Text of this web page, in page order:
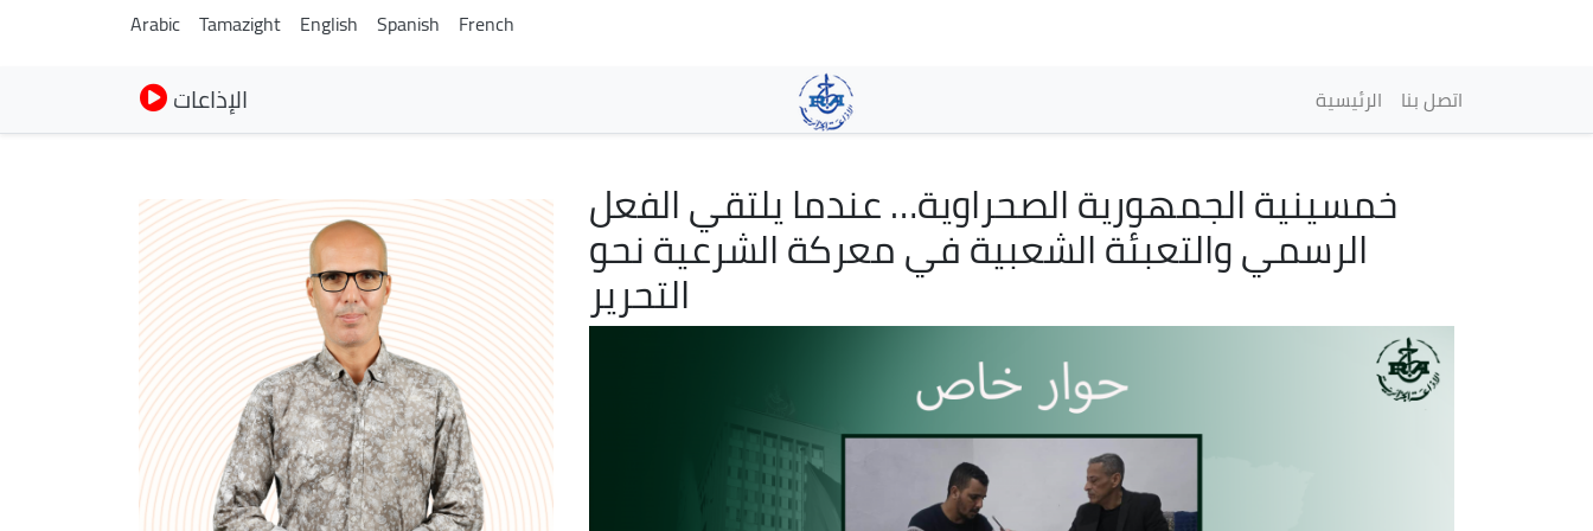
main
content
Arabic Tamazight English Spanish French
الإذاعات Navigation
الرئيسية اتصل بنا
خمسينية الجمهورية الصحراوية… عندما يلتقي الفعل
الرسمي والتعبئة الشعبية في معركة الشرعية نحو
التحرير
Image